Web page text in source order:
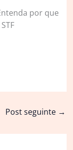
por que
Post seguinte →